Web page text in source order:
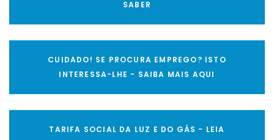
SABER
CUIDADO! SE PROCURA EMPREGO? ISTO
INTERESSA-LHE - SAIBA MAIS AQUI
TARIFA SOCIAL DA LUZ E DO GÁS - LEIA